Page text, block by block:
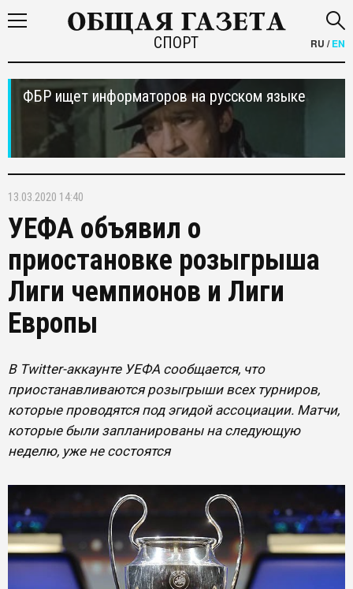
СПОРТ RU /EN
ФБР ищет информаторов на русском языке
13.03.2020 14:40
УЕФА объявил о
приостановке розыгрыша
Лиги чемпионов и Лиги
Европы
В Twitter-аккаунте УЕФА сообщается, что
приостанавливаются розыгрыши всех турниров,
которые проводятся под эгидой ассоциации. Матчи,
которые были запланированы на следующую
неделю, уже не состоятся